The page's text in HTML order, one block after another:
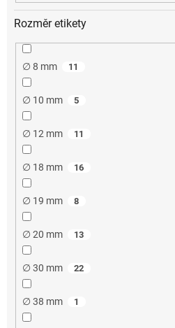
Rozměr etikety
∅ 8 mm 11
∅ 10 mm 5
∅ 12 mm 11
∅ 18 mm 16
∅ 19 mm 8
∅ 20 mm 13
∅ 30 mm 22
∅ 38 mm 1